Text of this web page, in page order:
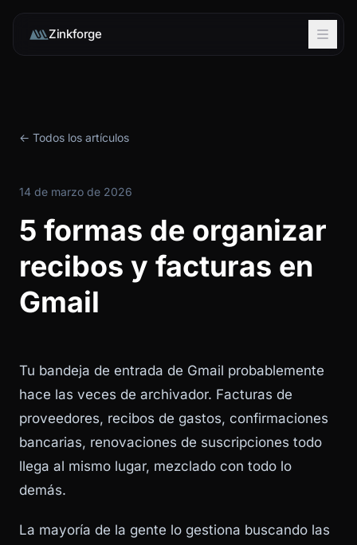
Zinkforge
← Todos los artículos
14 de marzo de 2026
5 formas de organizar
recibos y facturas en
Gmail
Tu bandeja de entrada de Gmail probablemente
hace las veces de archivador. Facturas de
proveedores, recibos de gastos, confirmaciones
bancarias, renovaciones de suscripciones todo
llega al mismo lugar, mezclado con todo lo
demás.
La mayoría de la gente lo gestiona buscando las